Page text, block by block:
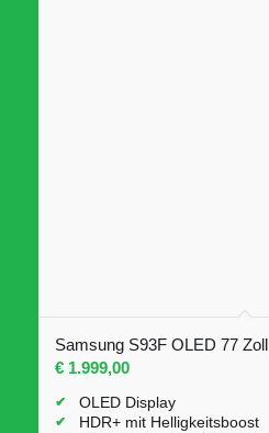
Samsung S93F OLED 77 Zoll
€1.999,00
OLED Display
HDR+ mit Helligkeitsboost